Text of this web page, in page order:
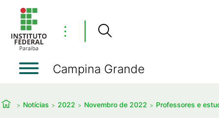
⋮
Campina Grande
Notícias 2022 Novembro de 2022 Professores e